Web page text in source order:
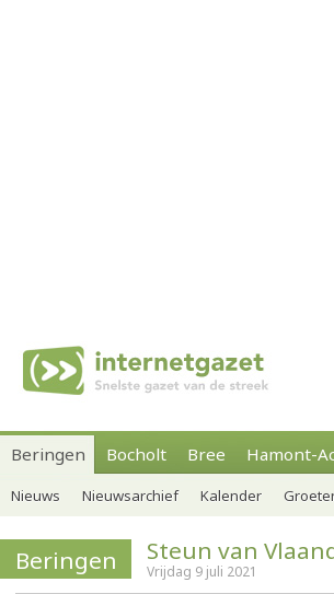
Beringen Bocholt Bree Hamont-
Nieuws Nieuwsarchief Kalender
Beringen Steun van
Vrijdag 9 juli 2021